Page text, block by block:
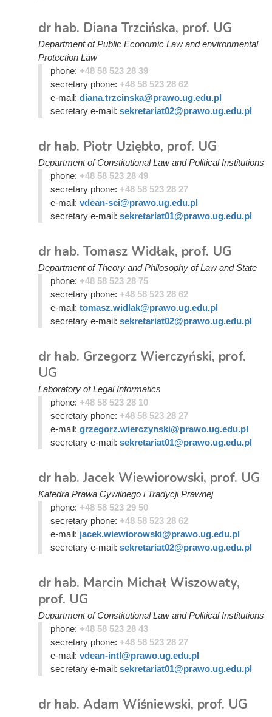
dr hab. Diana Trzcińska, prof. UG
Department of Public Economic Law and environmental
Protection Law
phone: +48 58 523 28 39
secretary phone: +48 58 523 28 62
e-mail: diana.trzcinska@prawo.ug.edu.pl
secretary e-mail: sekretariat02@prawo.ug.edu.pl
dr hab. Piotr Uziębło, prof. UG
Department of Constitutional Law and Political Institutions
phone: +48 58 523 28 49
secretary phone: +48 58 523 28 27
e-mail: vdean-sci@prawo.ug.edu.pl
secretary e-mail: sekretariat01@prawo.ug.edu.pl
dr hab. Tomasz Widłak, prof. UG
Department of Theory and Philosophy of Law and State
phone: +48 58 523 28 75
secretary phone: +48 58 523 28 62
e-mail: tomasz.widlak@prawo.ug.edu.pl
secretary e-mail: sekretariat02@prawo.ug.edu.pl
dr hab. Grzegorz Wierczyński, prof.
UG
Laboratory of Legal Informatics
phone: +48 58 523 28 10
secretary phone: +48 58 523 28 27
e-mail: grzegorz.wierczynski@prawo.ug.edu.pl
secretary e-mail: sekretariat01@prawo.ug.edu.pl
dr hab. Jacek Wiewiorowski, prof. UG
Katedra Prawa Cywilnego i Tradycji Prawnej
phone: +48 58 523 29 50
secretary phone: +48 58 523 28 62
e-mail: jacek.wiewiorowski@prawo.ug.edu.pl
secretary e-mail: sekretariat02@prawo.ug.edu.pl
dr hab. Marcin Michał Wiszowaty,
prof. UG
Department of Constitutional Law and Political Institutions
phone: +48 58 523 28 43
secretary phone: +48 58 523 28 27
e-mail: vdean-intl@prawo.ug.edu.pl
secretary e-mail: sekretariat01@prawo.ug.edu.pl
dr hab. Adam Wiśniewski, prof. UG